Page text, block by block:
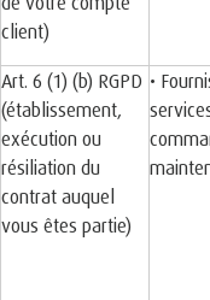
client)
Art. 6 (1) (b) RGPD
(établissement,
exécution ou
résiliation du
contrat auquel
vous êtes partie)
•